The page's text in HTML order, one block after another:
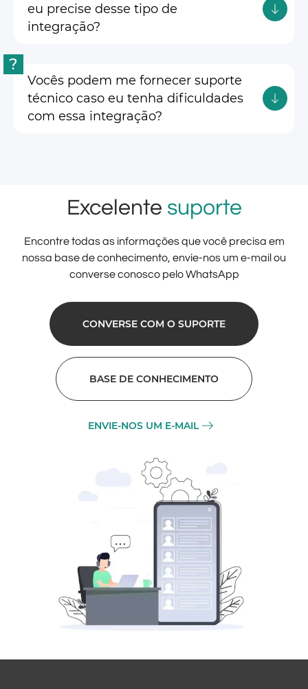
eu precise desse tipo de
integração?
?
Vocês podem me fornecer suporte
técnico caso eu tenha dificuldades
com essa integração?
Excelente suporte
Encontre todas as informações que você precisa em
nossa base de conhecimento, envie-nos um e-mail ou
converse conosco pelo WhatsApp
CONVERSE COM O SUPORTE
BASE DE CONHECIMENTO
ENVIE-NOS UM E-MAIL